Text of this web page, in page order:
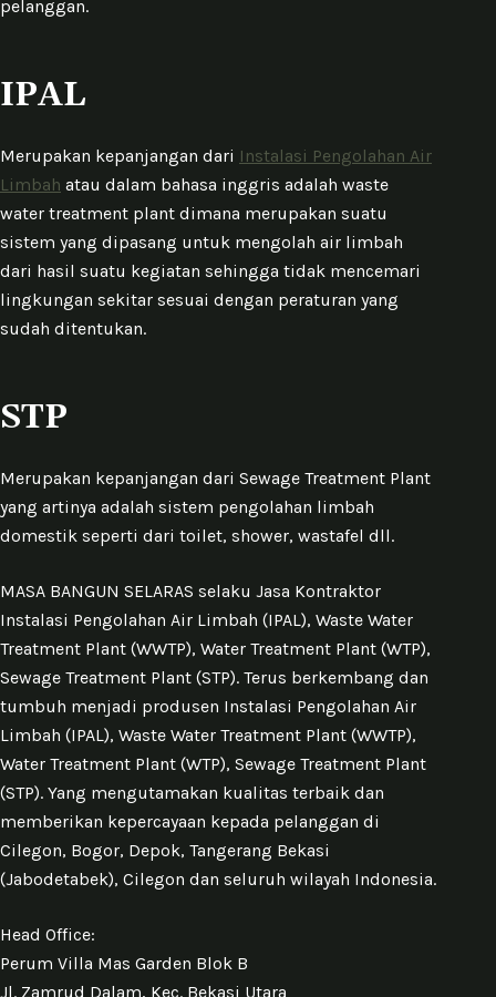
pelanggan.
IPAL
Merupakan kepanjangan dari Instalasi Pengolahan Air
Limbah atau dalam bahasa inggris adalah waste
water treatment plant dimana merupakan suatu
sistem yang dipasang untuk mengolah air limbah
dari hasil suatu kegiatan sehingga tidak mencemari
lingkungan sekitar sesuai dengan peraturan yang
sudah ditentukan.
STP
Merupakan kepanjangan dari Sewage Treatment Plant
yang artinya adalah sistem pengolahan limbah
domestik seperti dari toilet, shower, wastafel dll.
MASA BANGUN SELARAS selaku Jasa Kontraktor
Instalasi Pengolahan Air Limbah (IPAL), Waste Water
Treatment Plant (WWTP), Water Treatment Plant (WTP),
Sewage Treatment Plant (STP). Terus berkembang dan
tumbuh menjadi produsen Instalasi Pengolahan Air
Limbah (IPAL), Waste Water Treatment Plant (WWTP),
Water Treatment Plant (WTP), Sewage Treatment Plant
(STP). Yang mengutamakan kualitas terbaik dan
memberikan kepercayaan kepada pelanggan di
Cilegon, Bogor, Depok, Tangerang Bekasi
(Jabodetabek), Cilegon dan seluruh wilayah Indonesia.
Head Office:
Perum Villa Mas Garden Blok B
Jl. Zamrud Dalam, Kec. Bekasi Utara